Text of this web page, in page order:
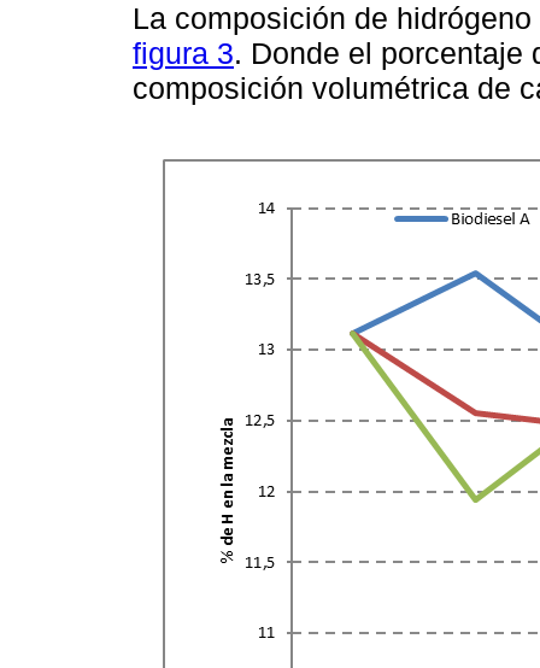
La composición de
figura 3. Donde el porcentaje
composición volumétrica de